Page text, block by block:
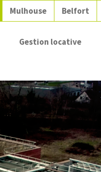
Gestion locative
Mulhouse Belfort